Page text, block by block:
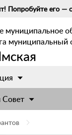
Попробуйте его —
муниципальное
муниципальный